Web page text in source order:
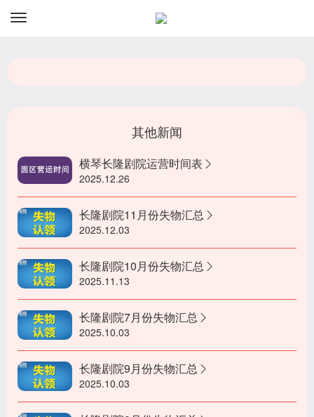
订
其他新闻
横琴长隆剧院运营时间表
2025.12.26
长隆剧院11月份失物汇总
2025.12.03
长隆剧院10月份失物汇总
2025.11.13
长隆剧院7月份失物汇总
2025.10.03
长隆剧院9月份失物汇总
2025.10.03